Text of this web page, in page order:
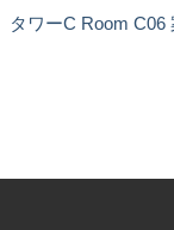
タワーC Room C06